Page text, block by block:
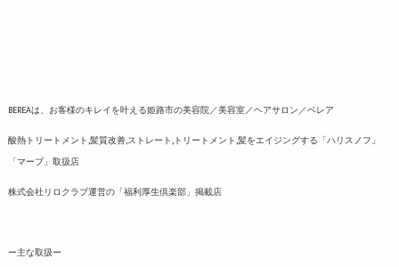
BEREAは、お客様のキレイを叶える姫路市の美容院／美容室／ヘアサロン／ベレア
酸熱トリートメント,髪質改善,ストレート,トリートメント,髪をエイジングする「ハリスノフ」
「マーブ」取扱店
株式会社リロクラブ運営の「福利厚生倶楽部」掲載店
ー主な取扱ー